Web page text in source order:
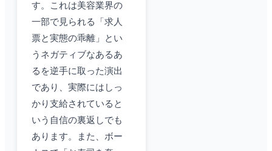
す。これは美容業界の
一部で見られる「求人
票と実態の乖離」とい
うネガティブなあるあ
るを逆手に取った演出
であり、実際にはしっ
かり支給されていると
いう自信の裏返しでも
あります。また、ボー